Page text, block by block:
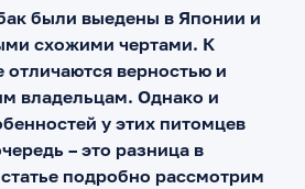
были выедены в Японии и
схожими чертами. К
верностью и
владельцам. Однако и
у этих питомцев
– это разница в
подробно рассмотрим